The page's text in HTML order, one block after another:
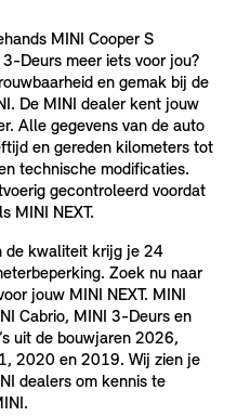
MINI Cooper S
Deurs meer iets voor jou?
en gemak bij de
De MINI dealer kent jouw
Alle gegevens van de auto
en gereden kilometers tot
technische modificaties.
gecontroleerd voordat
MINI NEXT.
de kwaliteit krijg je 24
Zoek nu naar
jouw MINI NEXT. MINI
Cabrio, MINI 3-Deurs en
uit de bouwjaren 2026,
2020 en 2019. Wij zien je
dealers om kennis te